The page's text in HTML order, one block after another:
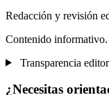
Redacción y revisión
Contenido informativo.
Transparencia
¿Necesitas